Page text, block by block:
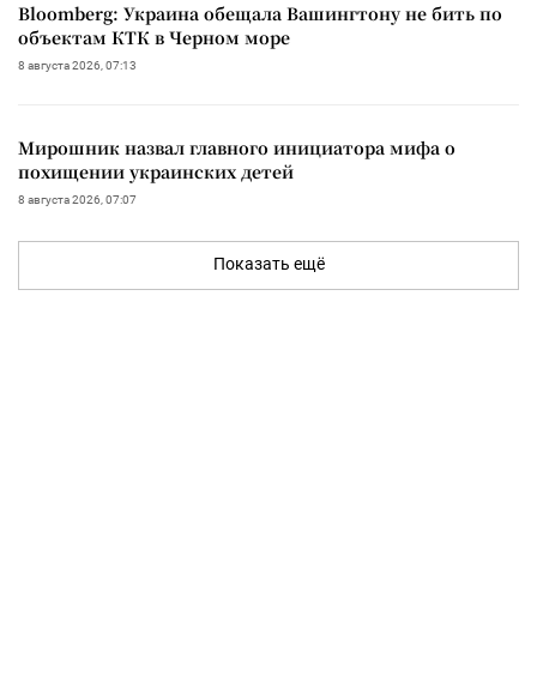
Bloomberg: Украина обещала Вашингтону не бить по
объектам КТК в Черном море
8 августа 2026, 07:13
Мирошник назвал главного инициатора мифа о
похищении украинских детей
8 августа 2026, 07:07
Показать ещё